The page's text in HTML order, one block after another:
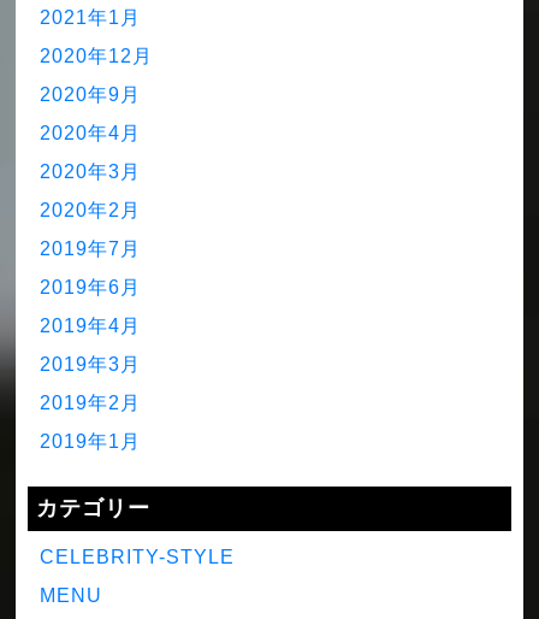
2021年1月
2020年12月
2020年9月
2020年4月
2020年3月
2020年2月
2019年7月
2019年6月
2019年4月
2019年3月
2019年2月
2019年1月
カテゴリー
CELEBRITY-STYLE
MENU